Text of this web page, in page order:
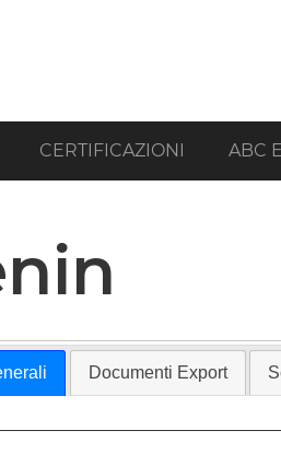
CERTIFICAZIONI ABC
Documenti Export